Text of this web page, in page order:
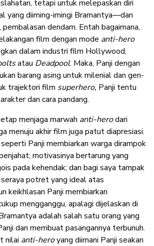
tetapi untuk melepaskan diri
yang diiming-imingi Bramantya—dan
dendam. Entah bagaimana,
film dengan mode anti-hero
dalam industri film Hollywood,
atau Deadpool. Maka, Panji dengan
barang asing untuk milenial dan gen-
trajektori film superhero, Panji tentu
dan cara pandang.
menjaga marwah anti-herodari
menuju akhir film juga patut diapresiasi.
Panji membiarkan warga dirampok
motivasinya bertarung yang
pada kehendak; dan bagi saya tampak
potret yang ideal atas
keikhlasan Panji membiarkan
mengganggu, apalagi dijelaskan di
adalah salah satu orang yang
dan membuat pasangannya terbunuh.
nilai anti-heroyang diimani Panji seakan